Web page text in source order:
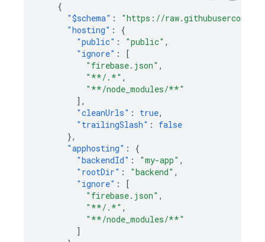
{
"$schema" :
"https://
"hosting" :
{
"public" : "public" ,
"ignore" :
[
"firebase.json" ,
"**/.*" ,
"**/node_modules/**"
],
"cleanUrls" : true,
"trailingSlash" :
false
},
"apphosting" :
{
"backendId" : "my-app" ,
"rootDir" : "backend" ,
"ignore" :
[
"firebase.json" ,
"**/.*" ,
"**/node_modules/**"
]